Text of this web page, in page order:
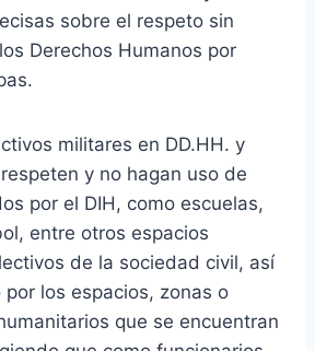
sobre el respeto sin
Derechos Humanos por
militares en DD.HH. y
y no hagan uso de
por el DIH, como escuelas,
entre otros espacios
de la sociedad civil, así
los espacios, zonas o
que se encuentran